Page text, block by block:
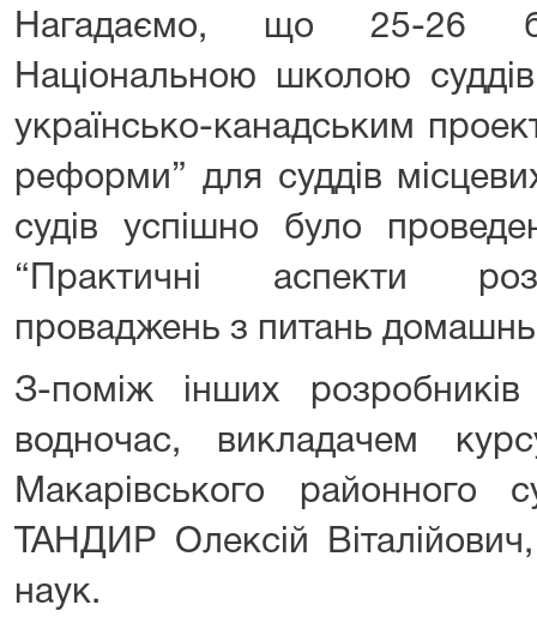
Нагадаємо, що 25-26
Національною школою
українсько-канадським
реформи” для суддів
судів успішно було
“Практичні аспекти
проваджень з питань
З-поміж інших
водночас, викладачем
Макарівського районного
ТАНДИР Олексій
наук.